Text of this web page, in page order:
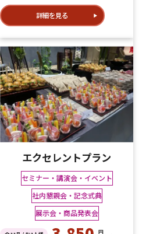
詳細を見る
エクセレントプラン
セミナー・講演会・イベント
社内懇親会・記念式典
展示会・商品発表会
円